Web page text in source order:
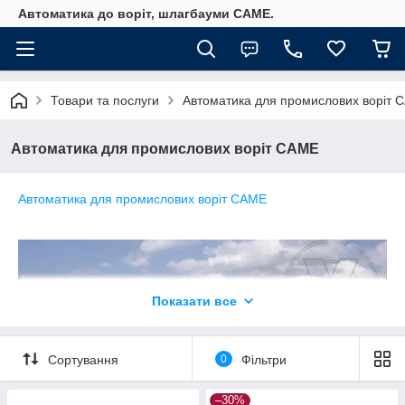
Автоматика до воріт, шлагбауми CAME.
Товари та послуги Автоматика для промислових воріт
Автоматика для промислових воріт CAME
Автоматика для промислових воріт CAME
Показати все
Сортування 0 Фільтри
–30%